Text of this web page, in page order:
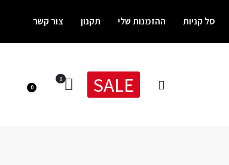
סל קניות ההזמנות שלי תקנון צור קשר
SALE
0
0